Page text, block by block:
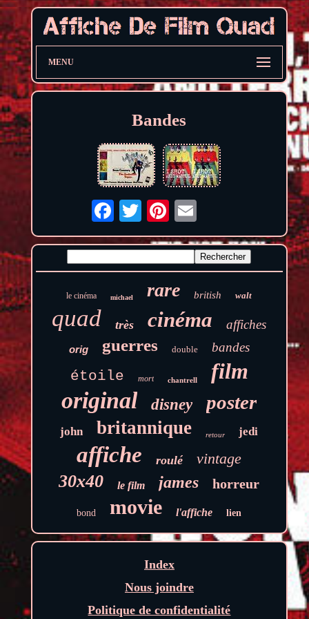
MENU
Bandes
le cinéma michael rare british walt
quad très cinéma affiches
orig guerres double bandes
étoile mort chantrell film
original disney poster
john britannique retour jedi
affiche roulé vintage
30x40 le film james horreur
bond movie l'affiche lien
Index
Nous joindre
Politique de confidentialité